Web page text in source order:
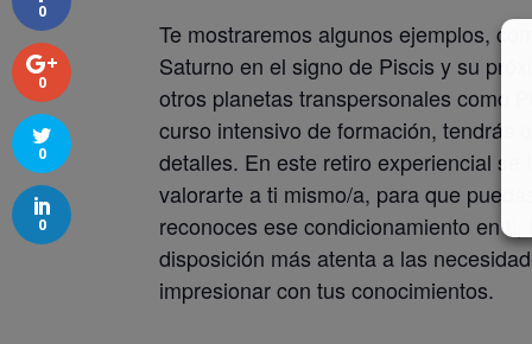
Te mostraremos algunos ejemplos,
Saturno en el signo de Piscis y su
otros planetas transpersonales como
curso intensivo de formación, tendrás
detalles. En este retiro experiencial se
valorarte a ti mismo/a, para que
reconoces ese condicionamiento en ti,
disposición más atenta a las
impresionar con tus conocimientos.
0
0
0
0